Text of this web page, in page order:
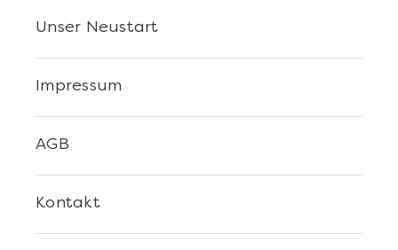
Kontakt
AGB
Impressum
Unser Neustart